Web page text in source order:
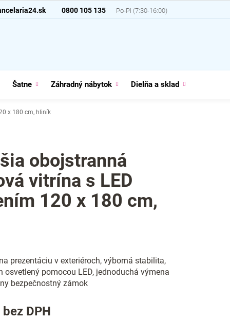
0800 105 135
Šatne Záhradný nábytok Dielňa a sklad
x 180 cm, hliník
obojstranná
vitrína s LED
120 x 180 cm,
prezentáciu v exteriéroch, výborná stabilita,
osvetlený pomocou LED, jednoduchá výmena
bezpečnostný zámok
DPH